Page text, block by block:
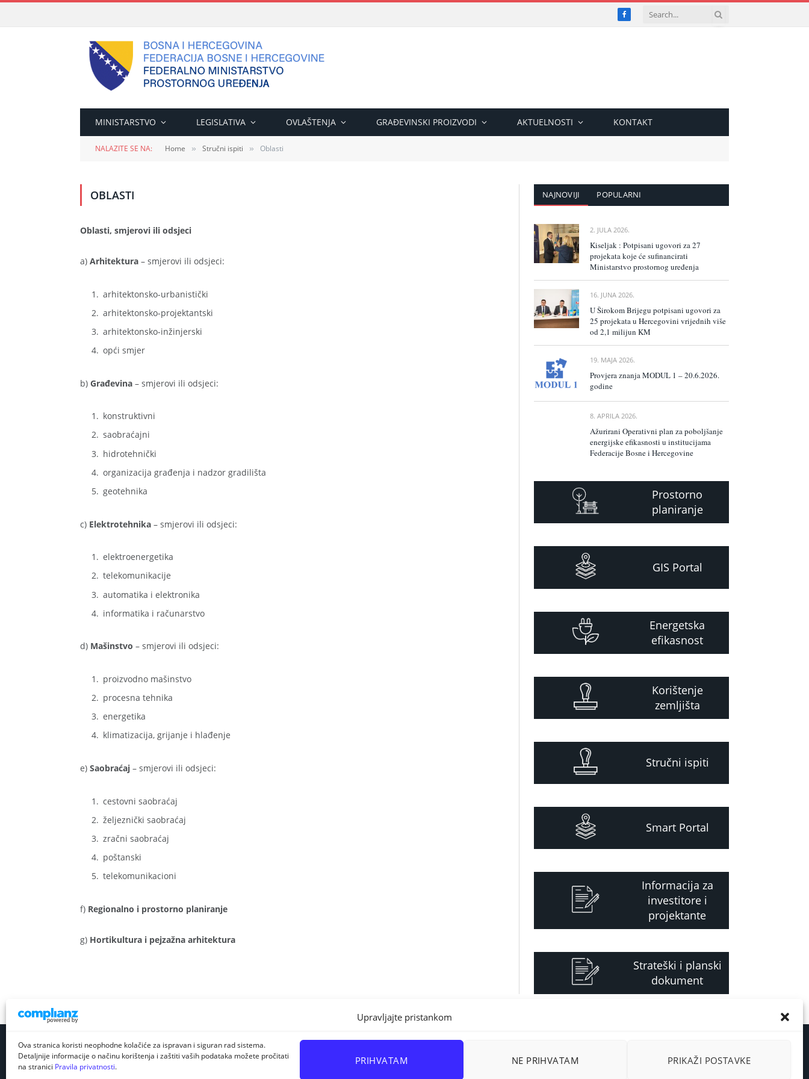
Upravljajte pristankom
Ova stranica koristi neophodne kolačiće za ispravan i siguran rad sistema.
Detaljnije informacije o načinu korištenja i zaštiti vaših podataka možete pročitati
na stranici Pravila privatnosti.
PRIHVATAM NE PRIHVATAM PRIKAŽI POSTAVKE
Facebook
MINISTARSTVO LEGISLATIVA OVLAŠTENJA GRAĐEVINSKI PROIZVODI AKTUELNOSTI KONTAKT
NALAZITE SE NA: Home » Stručni ispiti » Oblasti
OBLASTI
Oblasti, smjerovi ili odsjeci
a) Arhitektura – smjerovi ili odsjeci:
arhitektonsko-urbanistički
arhitektonsko-projektantski
arhitektonsko-inžinjerski
opći smjer
b) Građevina – smjerovi ili odsjeci:
konstruktivni
saobraćajni
hidrotehnički
organizacija građenja i nadzor gradilišta
geotehnika
c) Elektrotehnika – smjerovi ili odsjeci:
elektroenergetika
telekomunikacije
automatika i elektronika
informatika i računarstvo
d) Mašinstvo – smjerovi ili odsjeci:
proizvodno mašinstvo
procesna tehnika
energetika
klimatizacija, grijanje i hlađenje
e) Saobraćaj – smjerovi ili odsjeci:
cestovni saobraćaj
željeznički saobraćaj
zračni saobraćaj
poštanski
telekomunikacioni
f) Regionalno i prostorno planiranje
g) Hortikultura i pejzažna arhitektura
NAJNOVIJI POPULARNI
2. JULA 2026.
Kiseljak : Potpisani ugovori za 27
projekata koje će sufinancirati
Ministarstvo prostornog uređenja
16. JUNA 2026.
U Širokom Brijegu potpisani ugovori za
25 projekata u Hercegovini vrijednih više
od 2,1 milijun KM
19. MAJA 2026.
Provjera znanja MODUL 1 – 20.6.2026.
godine
8. APRILA 2026.
Ažurirani Operativni plan za poboljšanje
energijske efikasnosti u institucijama
Federacije Bosne i Hercegovine
Prostorno
planiranje
GIS Portal
Energetska
efikasnost
Korištenje
zemljišta
Stručni ispiti
Smart Portal
Informacija za
investitore i
projektante
Strateški i planski
dokument